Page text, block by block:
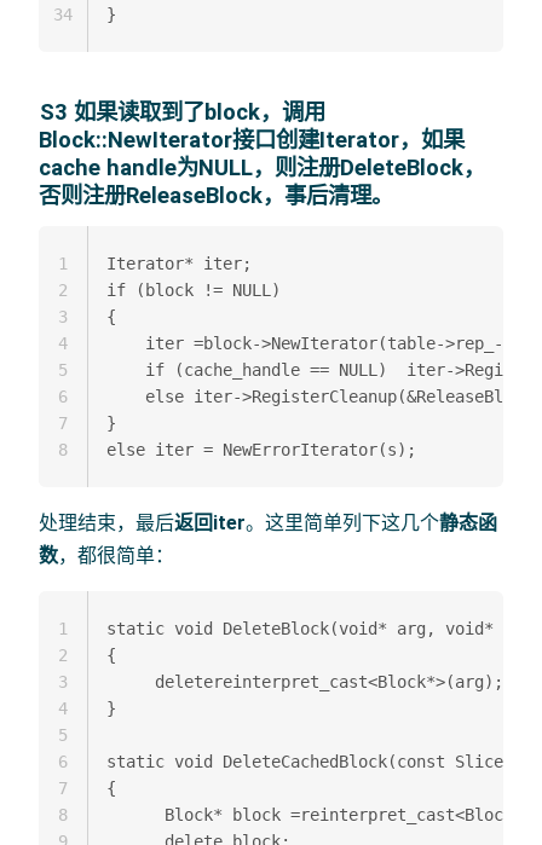
34
S3 如果读取到了block，调用
Block::NewIterator接口创建Iterator，如果
cache handle为NULL，则注册DeleteBlock，
否则注册ReleaseBlock，事后清理。
Iterator* iter;
if (block != NULL)
{
iter =block->NewIterator(table->rep_-
if (cache_handle == NULL)  iter-
else iter-
}
1
2
3
4
5
6
7
8
处理结束，最后返回iter。这里简单列下这几个静态函
数，都很简单：
static void DeleteBlock(void* arg, void*
{
     deletereinterpret_cast<Block*>(arg);
}
static void DeleteCachedBlock(const
{
Block* block
      delete block;
1
2
3
4
5
6
7
8
9